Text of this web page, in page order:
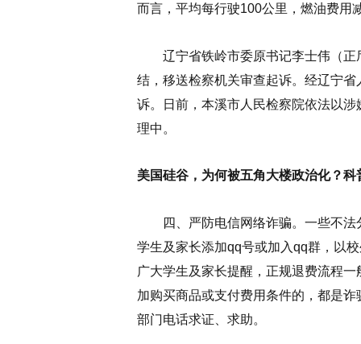
而言，平均每行驶100公里，燃油费用
辽宁省铁岭市委原书记李士伟（正
结，移送检察机关审查起诉。经辽宁
诉。日前，本溪市人民检察院依法以
理中。
美国硅谷，为何被五角大楼政治化？
四、严防电信网络诈骗。 一些不法
学生及家长添加qq号或加入qq群，以
广大学生及家长提醒，正规退费流程
加购买商品或支付费用条件的，都是
部门电话求证、求助。